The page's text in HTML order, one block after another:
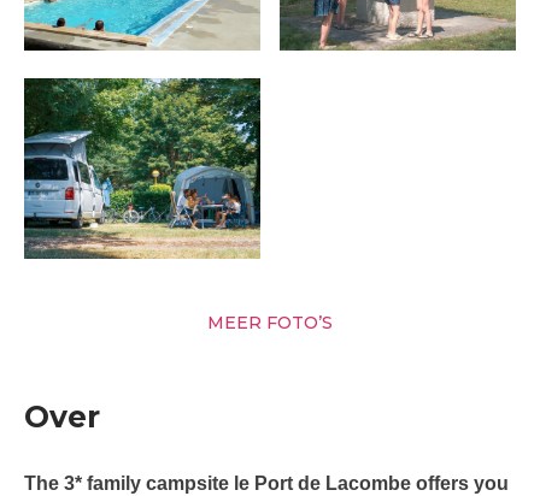
MEER FOTO’S
Over
The 3* family campsite le Port de Lacombe offers you